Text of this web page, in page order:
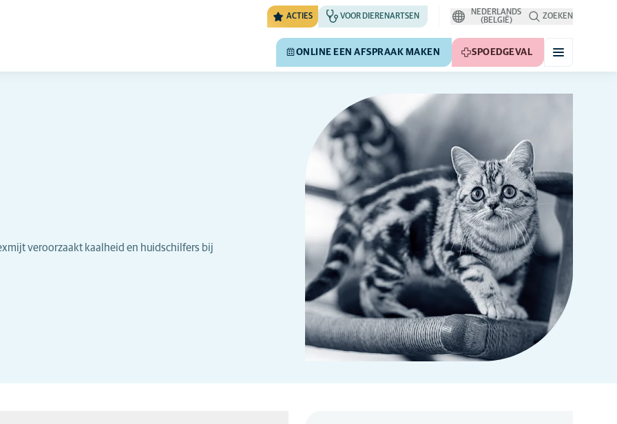
ACTIES VOOR DIERENARTSEN
NEDERLANDS
(BELGIË)
ZOEKEN
ONLINE EEN AFSPRAAK MAKEN SPOEDGEVAL
veroorzaakt kaalheid en huidschilfers bij